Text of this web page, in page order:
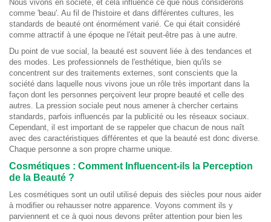
Nous vivons en société, et cela influence ce que nous considérons
comme 'beau'. Au fil de l'histoire et dans différentes cultures, les
standards de beauté ont énormément varié. Ce qui était considéré
comme attractif à une époque ne l'était peut-être pas à une autre.
Du point de vue social, la beauté est souvent liée à des tendances et
des modes. Les professionnels de l'esthétique, bien qu'ils se
concentrent sur des traitements externes, sont conscients que la
société dans laquelle nous vivons joue un rôle très important dans la
façon dont les personnes perçoivent leur propre beauté et celle des
autres. La pression sociale peut nous amener à chercher certains
standards, parfois influencés par la publicité ou les réseaux sociaux.
Cependant, il est important de se rappeler que chacun de nous naît
avec des caractéristiques différentes et que la beauté est donc diverse.
Chaque personne a son propre charme unique.
Cosmétiques : Comment Influencent-ils la Perception
de la Beauté ?
Les cosmétiques sont un outil utilisé depuis des siècles pour nous aider
à modifier ou rehausser notre apparence. Voyons comment ils y
parviennent et ce à quoi nous devons prêter attention pour bien les